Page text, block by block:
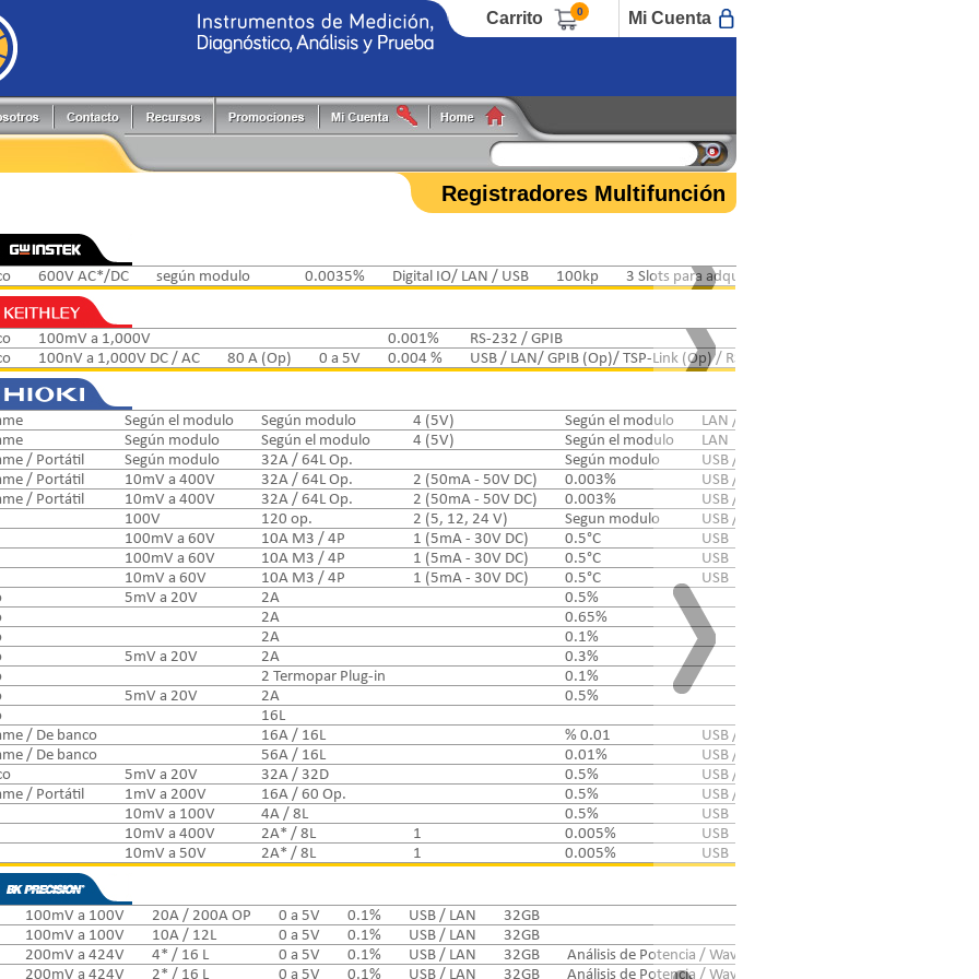
Carrito 0 Mi Cuenta
Generadores de Funciones
Medidores
Multímetros
Osciloscopios
Pinzas de Medición
Probadores
Switching systems
Termómetros
Global Specialties
GW Instek
Hioki
Registradores Multifunción
600V AC*/DC según modulo 0.0035% Digital IO/ LAN / USB 100kp 3 Slots para adquisición
100mV a 1,000V 0.001% RS-232 / GPIB
100nV a 1,000V DC / AC 80 A (Op) 0 a 5V 0.004 % USB / LAN/ GPIB (Op)/ TSP-Link (Op) / RS-232 (Op)
Según el modulo Según modulo 4 (5V) Según el modulo LAN / LAN2
Según modulo Según el modulo 4 (5V) Según el modulo LAN
/ Portátil
Según modulo 32A / 64L Op. Según modulo USB / LAN
/ Portátil
10mV a 400V 32A / 64L Op. 2 (50mA - 50V DC) 0.003% USB / SSD* / SD / LAN / DVI
/ Portátil
10mV a 400V 32A / 64L Op. 2 (50mA - 50V DC) 0.003% USB / SSD* / SD / LAN / DVI
100V 120 op. 2 (5, 12, 24 V) Segun modulo USB / LAN
100mV a 60V 10A M3 / 4P 1 (5mA - 30V DC) 0.5°C USB
100mV a 60V 10A M3 / 4P 1 (5mA - 30V DC) 0.5°C USB
10mV a 60V 10A M3 / 4P 1 (5mA - 30V DC) 0.5°C USB
5mV a 20V 2A
0.5%
2A
0.65%
2A
0.1%
5mV a 20V 2A
0.3%
2 Termopar Plug-in
0.1%
5mV a 20V 2A
0.5%
16L
/ De banco
16A / 16L % 0.01
USB / LAN / DVI
/ De banco
56A / 16L 0.01%
USB / LAN
5mV a 20V 32A / 32D 0.5% USB / LAN
/ Portátil
1mV a 200V 16A / 60 Op. 0.5% USB / LAN (FTP y HTTP)
10mV a 100V 4A / 8L 0.5% USB
10mV a 400V 2A* / 8L 1 0.005% USB
10mV a 50V 2A* / 8L 1 0.005% USB
100mV a 100V 20A / 200A OP 0 a 5V 0.1% USB / LAN
32GB
100mV a 100V 10A / 12L 0 a 5V 0.1% USB / LAN
32GB
200mV a 424V 4* / 16 L 0 a 5V 0.1% USB / LAN 32GB
Análisis de Potencia / Waveform capture / Impresora
200mV a 424V 2* / 16 L 0 a 5V 0.1% USB / LAN 32GB Análisis de Potencia / Waveform capture